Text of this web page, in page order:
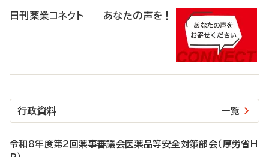
日刊薬業コネクト あなたの声を！
行政資料 一覧
令和8年度第2回薬事審議会医薬品等安全対策部会（厚労省H